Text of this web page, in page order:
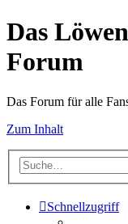
Das
Forum
Das Forum für alle
Zum Inhalt
Schnellzugriff